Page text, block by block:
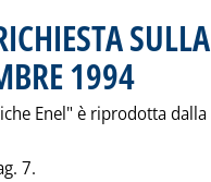
1994
Enel" è riprodotta dalla
7.